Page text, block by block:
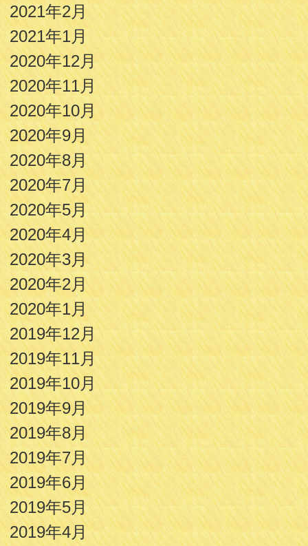
2021年2月
2021年1月
2020年12月
2020年11月
2020年10月
2020年9月
2020年8月
2020年7月
2020年5月
2020年4月
2020年3月
2020年2月
2020年1月
2019年12月
2019年11月
2019年10月
2019年9月
2019年8月
2019年7月
2019年6月
2019年5月
2019年4月